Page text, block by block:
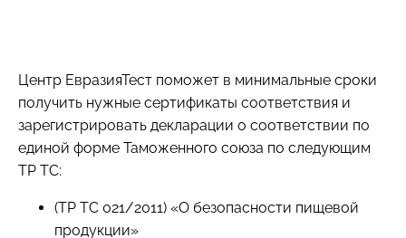
Центр ЕвразияТест поможет в минимальные сроки
получить нужные сертификаты соответствия и
зарегистрировать декларации о соответствии по
единой форме Таможенного союза по следующим
ТР ТС:
(ТР ТС 021/2011) «О безопасности пищевой
продукции»